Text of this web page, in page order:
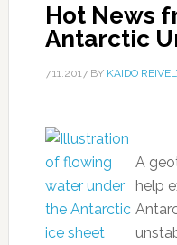
Hot News
Antarctic
7.11.2017BY KAIDO
A
help